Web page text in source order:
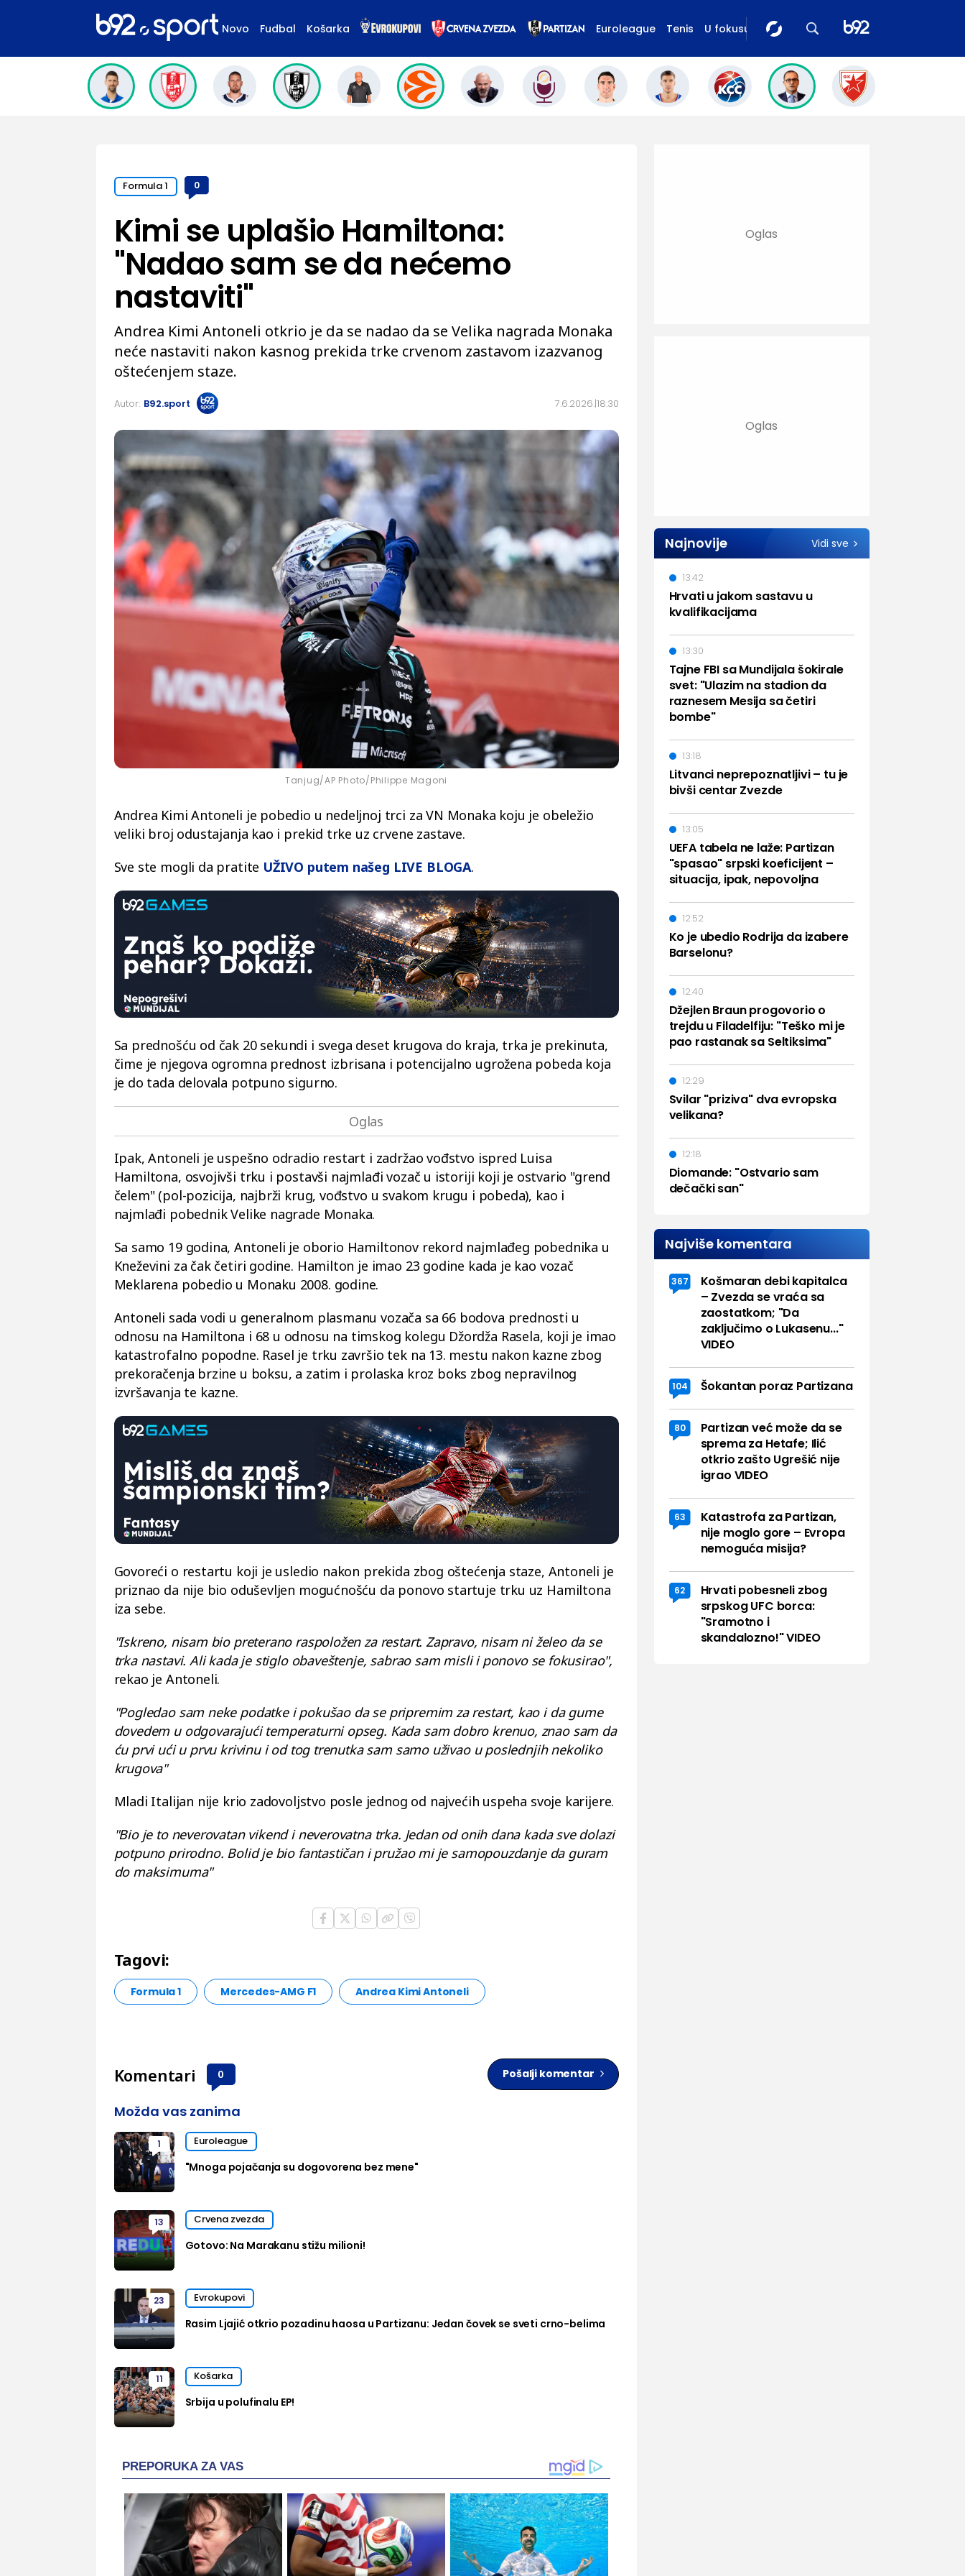
Novo Fudbal Košarka Euroleague Tenis U fokusu
Formula 1 0
7.6.2026. 18:30
Kimi se uplašio Hamiltona:
"Nadao sam se da nećemo
nastaviti"
Andrea Kimi Antoneli otkrio je da se nadao da se Velika nagrada Monaka
neće nastaviti nakon kasnog prekida trke crvenom zastavom izazvanog
oštećenjem staze.
Autor: B92.sport
Tanjug/AP Photo/Philippe Magoni
Andrea Kimi Antoneli je pobedio u nedeljnoj trci za VN Monaka koju je obeležio
veliki broj odustajanja kao i prekid trke uz crvene zastave.
Sve ste mogli da pratite UŽIVO putem našeg LIVE BLOGA.
Sa prednošću od čak 20 sekundi i svega deset krugova do kraja, trka je prekinuta,
čime je njegova ogromna prednost izbrisana i potencijalno ugrožena pobeda koja
je do tada delovala potpuno sigurno.
Ipak, Antoneli je uspešno odradio restart i zadržao vođstvo ispred Luisa
Hamiltona, osvojivši trku i postavši najmlađi vozač u istoriji koji je ostvario "grend
čelem" (pol-pozicija, najbrži krug, vođstvo u svakom krugu i pobeda), kao i
najmlađi pobednik Velike nagrade Monaka.
Sa samo 19 godina, Antoneli je oborio Hamiltonov rekord najmlađeg pobednika u
Kneževini za čak četiri godine. Hamilton je imao 23 godine kada je kao vozač
Meklarena pobedio u Monaku 2008. godine.
Antoneli sada vodi u generalnom plasmanu vozača sa 66 bodova prednosti u
odnosu na Hamiltona i 68 u odnosu na timskog kolegu Džordža Rasela, koji je imao
katastrofalno popodne. Rasel je trku završio tek na 13. mestu nakon kazne zbog
prekoračenja brzine u boksu, a zatim i prolaska kroz boks zbog nepravilnog
izvršavanja te kazne.
Govoreći o restartu koji je usledio nakon prekida zbog oštećenja staze, Antoneli je
priznao da nije bio oduševljen mogućnošću da ponovo startuje trku uz Hamiltona
iza sebe.
"Iskreno, nisam bio preterano raspoložen za restart. Zapravo, nisam ni želeo da se
trka nastavi. Ali kada je stiglo obaveštenje, sabrao sam misli i ponovo se fokusirao",
rekao je Antoneli.
"Pogledao sam neke podatke i pokušao da se pripremim za restart, kao i da gume
dovedem u odgovarajući temperaturni opseg. Kada sam dobro krenuo, znao sam da
ću prvi ući u prvu krivinu i od tog trenutka sam samo uživao u poslednjih nekoliko
krugova"
Mladi Italijan nije krio zadovoljstvo posle jednog od najvećih uspeha svoje karijere.
"Bio je to neverovatan vikend i neverovatna trka. Jedan od onih dana kada sve dolazi
potpuno prirodno. Bolid je bio fantastičan i pružao mi je samopouzdanje da guram
do maksimuma"
Tagovi:
Formula 1 Mercedes-AMG F1 Andrea Kimi Antoneli
Komentari 0 Pošalji komentar
Možda vas zanima
1 Euroleague
"Mnoga pojačanja su dogovorena bez mene"
13 Crvena zvezda
Gotovo: Na Marakanu stižu milioni!
23 Evrokupovi
Rasim Ljajić otkrio pozadinu haosa u Partizanu: Jedan čovek se sveti crno-belima
11 Košarka
Srbija u polufinalu EP!
PREPORUKA ZA VAS
Najnovije Vidi sve
Hrvati u jakom sastavu u
kvalifikacijama
13:42
Tajne FBI sa Mundijala šokirale
svet: "Ulazim na stadion da
raznesem Mesija sa četiri
bombe"
13:30
Litvanci neprepoznatljivi – tu je
bivši centar Zvezde
13:18
UEFA tabela ne laže: Partizan
"spasao" srpski koeficijent –
situacija, ipak, nepovoljna
13:05
Ko je ubedio Rodrija da izabere
Barselonu?
12:52
Džejlen Braun progovorio o
trejdu u Filadelfiju: "Teško mi je
pao rastanak sa Seltiksima"
12:40
Svilar "priziva" dva evropska
velikana?
12:29
Diomande: "Ostvario sam
dečački san"
12:18
Najviše komentara
367
Košmaran debi kapitalca
– Zvezda se vraća sa
zaostatkom; "Da
zaključimo o Lukasenu..."
VIDEO
104 Šokantan poraz Partizana
80
Partizan već može da se
sprema za Hetafe; Ilić
otkrio zašto Ugrešić nije
igrao VIDEO
63
Katastrofa za Partizan,
nije moglo gore – Evropa
nemoguća misija?
62
Hrvati pobesneli zbog
srpskog UFC borca:
"Sramotno i
skandalozno!" VIDEO